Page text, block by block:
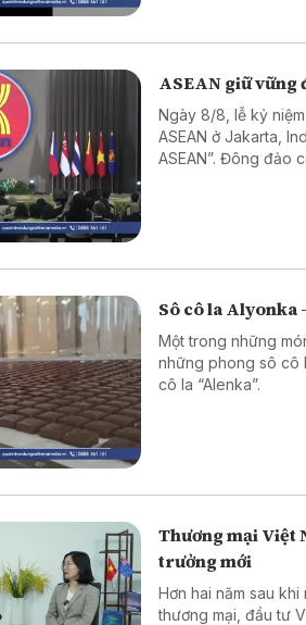
ASEAN giữ
Ngày 8/8, lễ kỷ
ASEAN ở Jakarta,
ASEAN”. Đông đảo
Sô cô la Alyonka
Một trong những
những phong sô cô
cô la “Alenka”.
Thương mại Việt
trưởng mới
Hơn hai năm sau
thương mại, đầu tư